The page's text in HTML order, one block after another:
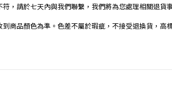
，請於七天內與我們聯繫，我們將為您處理相關退貨
商品顏色為準。色差不屬於瑕疵，不接受退換貨，高